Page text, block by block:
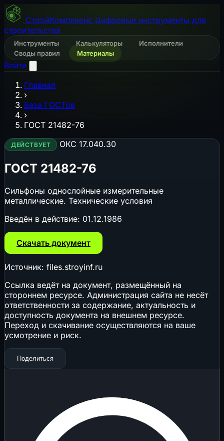
СтройКомплаенс Цифровые инструменты для
строительства
Инструменты Калькуляторы
Исполнители
Своды правил
Материалы
Войти
Главная
›
База ГОСТов
›
ГОСТ 21482-76
ДЕЙСТВУЕТ ОКС 17.040.30
ГОСТ 21482-76
Сильфоны однослойные измерительные
металлические. Технические условия
Введён в действие: 01.12.1986
Скачать документ
Источник: files.stroyinf.ru
Ссылка ведёт на документ, размещённый на
стороннем ресурсе. Администрация сайта не несёт
ответственности за содержание, актуальность и
доступность документа на внешнем ресурсе.
Переход и скачивание осуществляются на ваше
усмотрение и риск.
Поделиться